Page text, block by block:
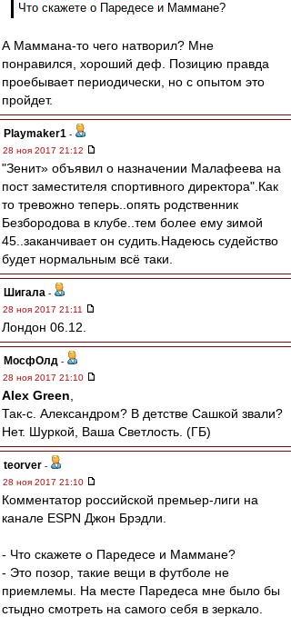
Что скажете о Паредесе и Маммане?
А Маммана-то чего натворил? Мне
понравился, хороший деф. Позицию правда
проебывает периодически, но с опытом это
пройдет.
Playmaker1 -
28 ноя 2017 21:12
"Зенит» объявил о назначении Малафеева на
пост заместителя спортивного директора".Как
то тревожно теперь..опять родственник
Безбородова в клубе..тем более ему зимой
45..заканчивает он судить.Надеюсь судейство
будет нормальным всё таки.
Шигала -
28 ноя 2017 21:11
Лондон 06.12.
МосфОлд -
28 ноя 2017 21:10
Alex Green
Так-с. Александром? В детстве Сашкой звали?
Нет. Шуркой, Ваша Светлость. (ГБ)
teorver -
28 ноя 2017 21:10
Комментатор российской премьер-лиги на
канале ESPN Джон Брэдли.
- Что скажете о Паредесе и Маммане?
- Это позор, такие вещи в футболе не
приемлемы. На месте Паредеса мне было бы
стыдно смотреть на самого себя в зеркало.